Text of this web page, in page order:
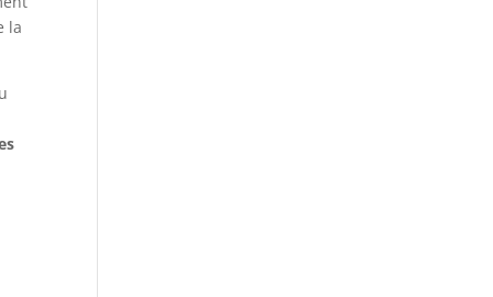
la